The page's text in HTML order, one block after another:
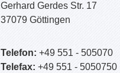
Gerhard Gerdes Str. 17
37079 Göttingen
Telefon: +49 551 - 505070
Telefax: +49 551 - 5050750